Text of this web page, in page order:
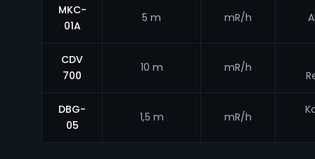
MKC-
01A
5 m mR/h
CDV
700
10 m mR/h
DBG-
05
1,5 m mR/h